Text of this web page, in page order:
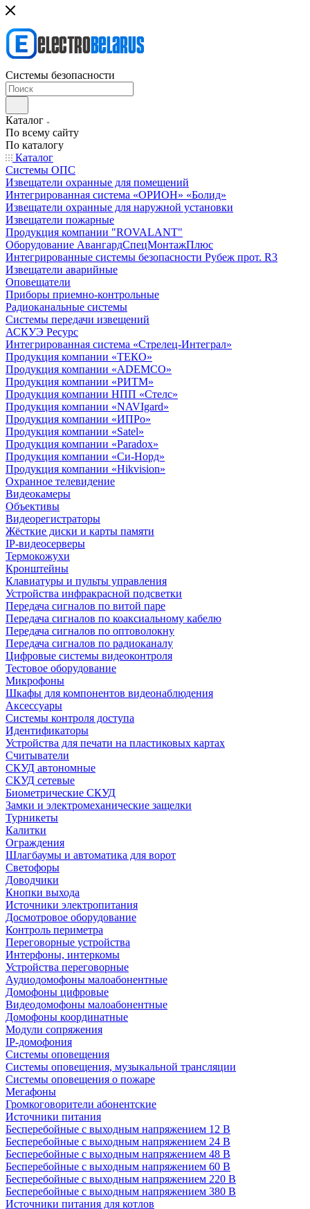
Системы безопасности
Каталог
По всему сайту
По каталогу
Каталог
Системы ОПС
Извещатели охранные для помещений
Интегрированная система «ОРИОН» «Болид»
Извещатели охранные для наружной установки
Извещатели пожарные
Продукция компании "ROVALANT"
Оборудование АвангардСпецМонтажПлюс
Интегрированные системы безопасности Рубеж прот. R3
Извещатели аварийные
Оповещатели
Приборы приемно-контрольные
Радиоканальные системы
Системы передачи извещений
АСКУЭ Ресурс
Интегрированная система «Стрелец-Интеграл»
Продукция компании «ТЕКО»
Продукция компании «ADEMCO»
Продукция компании «РИТМ»
Продукция компании НПП «Стелс»
Продукция компании «NAVIgard»
Продукция компании «ИПРо»
Продукция компании «Satel»
Продукция компании «Paradox»
Продукция компании «Си-Норд»
Продукция компании «Hikvision»
Охранное телевидение
Видеокамеры
Объективы
Видеорегистраторы
Жёсткие диски и карты памяти
IP-видеосерверы
Термокожухи
Кронштейны
Клавиатуры и пульты управления
Устройства инфракрасной подсветки
Передача сигналов по витой паре
Передача сигналов по коаксиальному кабелю
Передача сигналов по оптоволокну
Передача сигналов по радиоканалу
Цифровые системы видеоконтроля
Тестовое оборудование
Микрофоны
Шкафы для компонентов видеонаблюдения
Аксессуары
Системы контроля доступа
Идентификаторы
Устройства для печати на пластиковых картах
Считыватели
СКУД автономные
СКУД сетевые
Биометрические СКУД
Замки и электромеханические защелки
Турникеты
Калитки
Ограждения
Шлагбаумы и автоматика для ворот
Светофоры
Доводчики
Кнопки выхода
Источники электропитания
Досмотровое оборудование
Контроль периметра
Переговорные устройства
Интерфоны, интеркомы
Устройства переговорные
Аудиодомофоны малоабонентные
Домофоны цифровые
Видеодомофоны малоабонентные
Домофоны координатные
Модули сопряжения
IP-домофония
Системы оповещения
Системы оповещения, музыкальной трансляции
Системы оповещения о пожаре
Мегафоны
Громкоговорители абонентские
Источники питания
Бесперебойные с выходным напряжением 12 В
Бесперебойные с выходным напряжением 24 В
Бесперебойные с выходным напряжением 48 В
Бесперебойные с выходным напряжением 60 В
Бесперебойные с выходным напряжением 220 В
Бесперебойные с выходным напряжением 380 В
Источники питания для котлов